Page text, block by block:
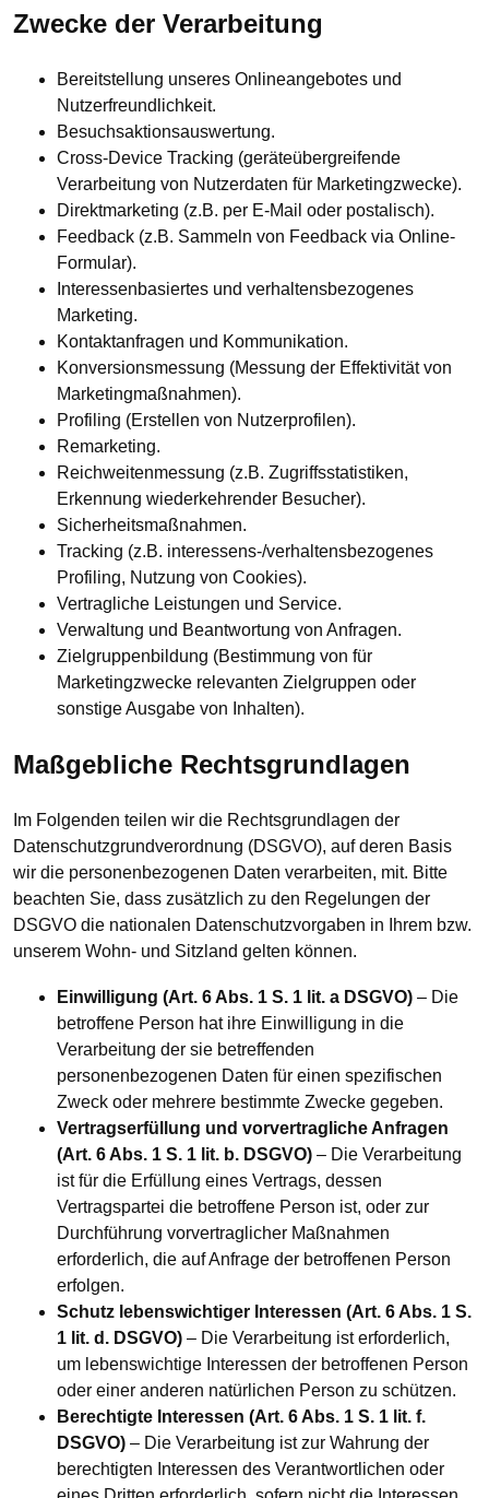
Zwecke der Verarbeitung
Bereitstellung unseres Onlineangebotes und
Nutzerfreundlichkeit.
Besuchsaktionsauswertung.
Cross-Device Tracking (geräteübergreifende
Verarbeitung von Nutzerdaten für Marketingzwecke).
Direktmarketing (z.B. per E-Mail oder postalisch).
Feedback (z.B. Sammeln von Feedback via Online-
Formular).
Interessenbasiertes und verhaltensbezogenes
Marketing.
Kontaktanfragen und Kommunikation.
Konversionsmessung (Messung der Effektivität von
Marketingmaßnahmen).
Profiling (Erstellen von Nutzerprofilen).
Remarketing.
Reichweitenmessung (z.B. Zugriffsstatistiken,
Erkennung wiederkehrender Besucher).
Sicherheitsmaßnahmen.
Tracking (z.B. interessens-/verhaltensbezogenes
Profiling, Nutzung von Cookies).
Vertragliche Leistungen und Service.
Verwaltung und Beantwortung von Anfragen.
Zielgruppenbildung (Bestimmung von für
Marketingzwecke relevanten Zielgruppen oder
sonstige Ausgabe von Inhalten).
Maßgebliche Rechtsgrundlagen
Im Folgenden teilen wir die Rechtsgrundlagen der
Datenschutzgrundverordnung (DSGVO), auf deren Basis
wir die personenbezogenen Daten verarbeiten, mit. Bitte
beachten Sie, dass zusätzlich zu den Regelungen der
DSGVO die nationalen Datenschutzvorgaben in Ihrem bzw.
unserem Wohn- und Sitzland gelten können.
Einwilligung (Art. 6 Abs. 1 S. 1 lit. a DSGVO) – Die
betroffene Person hat ihre Einwilligung in die
Verarbeitung der sie betreffenden
personenbezogenen Daten für einen spezifischen
Zweck oder mehrere bestimmte Zwecke gegeben.
Vertragserfüllung und vorvertragliche Anfragen
(Art. 6 Abs. 1 S. 1 lit. b. DSGVO) – Die Verarbeitung
ist für die Erfüllung eines Vertrags, dessen
Vertragspartei die betroffene Person ist, oder zur
Durchführung vorvertraglicher Maßnahmen
erforderlich, die auf Anfrage der betroffenen Person
erfolgen.
Schutz lebenswichtiger Interessen (Art. 6 Abs. 1 S.
1 lit. d. DSGVO) – Die Verarbeitung ist erforderlich,
um lebenswichtige Interessen der betroffenen Person
oder einer anderen natürlichen Person zu schützen.
Berechtigte Interessen (Art. 6 Abs. 1 S. 1 lit. f.
DSGVO) – Die Verarbeitung ist zur Wahrung der
berechtigten Interessen des Verantwortlichen oder